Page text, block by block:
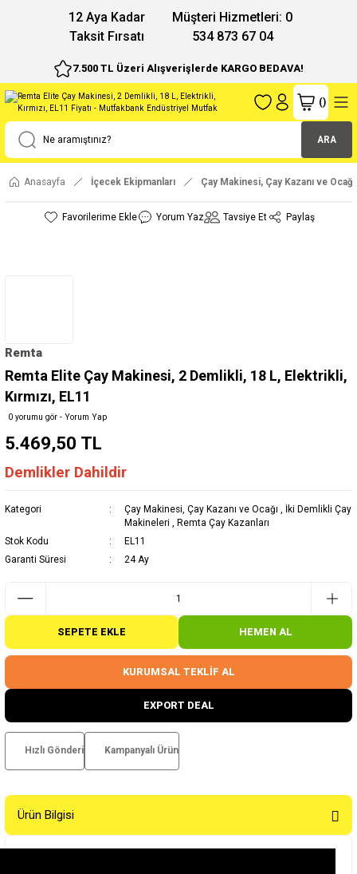
12 Aya Kadar
Taksit Fırsatı
Müşteri Hizmetleri: 0
534 873 67 04
7.500 TL Üzeri Alışverişlerde KARGO BEDAVA!
ARA
()
Anasayfa İçecek Ekipmanları Çay Makinesi, Çay Kazanı ve Ocağı
Yorum Yaz Tavsiye Et Paylaş
Remta
Remta Elite Çay Makinesi, 2 Demlikli, 18 L, Elektrikli,
Kırmızı, EL11
0 yorumu gör - Yorum Yap
5.469,50 TL
Demlikler Dahildir
Kategori Çay Makinesi, Çay Kazanı ve Ocağı
İki Demlikli Çay
Makineleri
Remta Çay Kazanları
Stok Kodu
EL11
Garanti Süresi
24 Ay
SEPETE EKLE HEMEN AL
KURUMSAL TEKLİF AL
EXPORT DEAL
Hızlı Gönderi Kampanyalı Ürün
Ürün Bilgisi